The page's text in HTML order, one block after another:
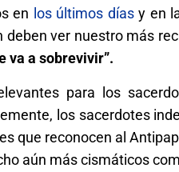
en los últimos díasy en
ver nuestro más
va a sobrevivir”.
para los
los sacerdotes
que reconocen al
aún más cismáticos